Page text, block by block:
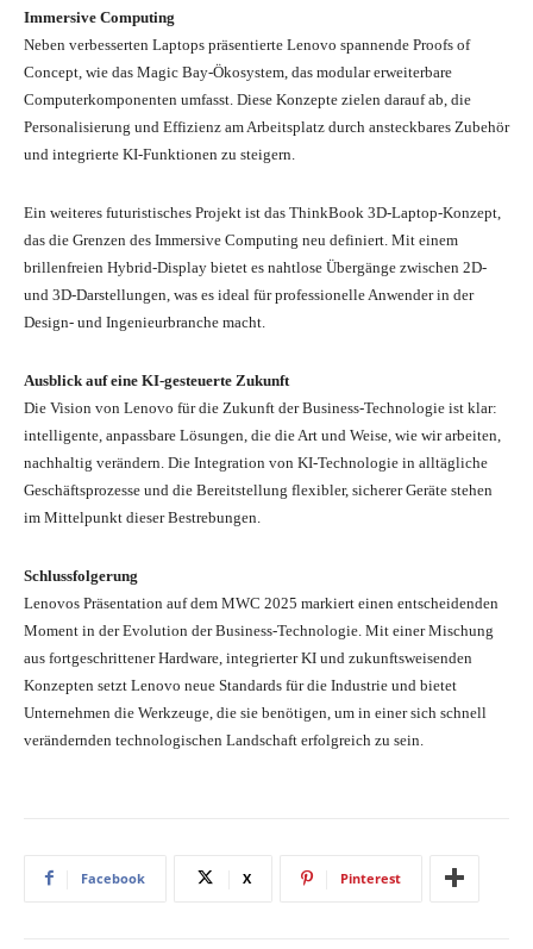
Immersive Computing
Neben verbesserten Laptops präsentierte Lenovo spannende Proofs of
Concept, wie das Magic Bay-Ökosystem, das modular erweiterbare
Computerkomponenten umfasst. Diese Konzepte zielen darauf ab, die
Personalisierung und Effizienz am Arbeitsplatz durch ansteckbares Zubehör
und integrierte KI-Funktionen zu steigern.
Ein weiteres futuristisches Projekt ist das ThinkBook 3D-Laptop-Konzept,
das die Grenzen des Immersive Computing neu definiert. Mit einem
brillenfreien Hybrid-Display bietet es nahtlose Übergänge zwischen 2D-
und 3D-Darstellungen, was es ideal für professionelle Anwender in der
Design- und Ingenieurbranche macht.
Ausblick auf eine KI-gesteuerte Zukunft
Die Vision von Lenovo für die Zukunft der Business-Technologie ist klar:
intelligente, anpassbare Lösungen, die die Art und Weise, wie wir arbeiten,
nachhaltig verändern. Die Integration von KI-Technologie in alltägliche
Geschäftsprozesse und die Bereitstellung flexibler, sicherer Geräte stehen
im Mittelpunkt dieser Bestrebungen.
Schlussfolgerung
Lenovos Präsentation auf dem MWC 2025 markiert einen entscheidenden
Moment in der Evolution der Business-Technologie. Mit einer Mischung
aus fortgeschrittener Hardware, integrierter KI und zukunftsweisenden
Konzepten setzt Lenovo neue Standards für die Industrie und bietet
Unternehmen die Werkzeuge, die sie benötigen, um in einer sich schnell
verändernden technologischen Landschaft erfolgreich zu sein.
Facebook X Pinterest